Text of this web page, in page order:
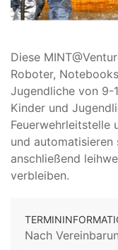
Diese
Roboter,
Jugendliche von 9-
Kinder und
Feuerwehrleitstelle
und automatisieren
anschließend
verbleiben.
Nach